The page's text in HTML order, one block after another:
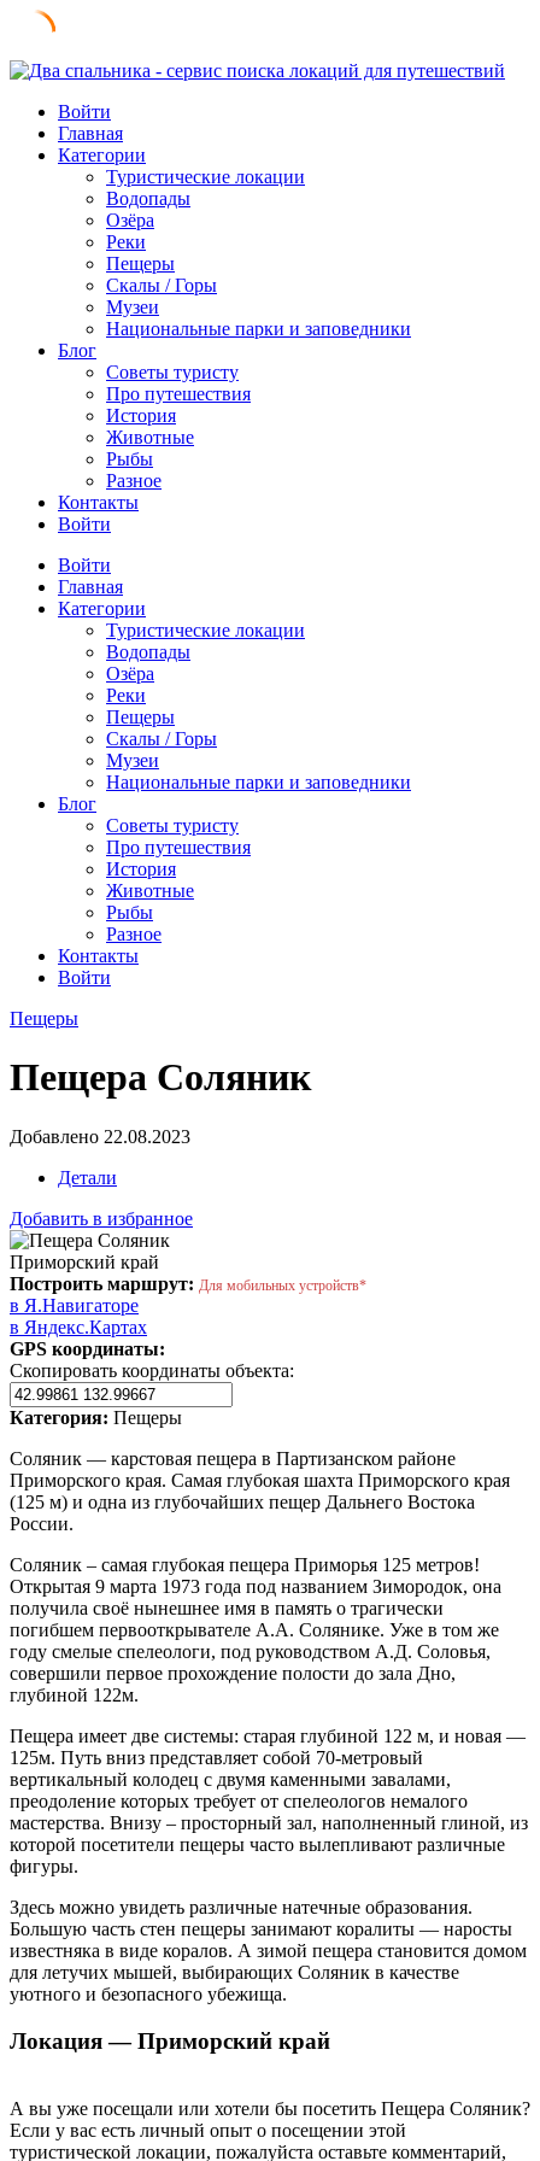
Skip
contentВойти
Главная
Категории
Туристические локации
Водопады
Озёра
Реки
Пещеры
Скалы / Горы
Музеи
Национальные парки и заповедники
Блог
Советы туристу
Про путешествия
История
Животные
Рыбы
Разное
Контакты
Войти
Войти
Главная
Категории
Туристические локации
Водопады
Озёра
Реки
Пещеры
Скалы / Горы
Музеи
Национальные парки и заповедники
Блог
Советы туристу
Про путешествия
История
Животные
Рыбы
Разное
Контакты
Войти
Пещеры
Пещера Соляник
Добавлено 22.08.2023
Детали
Добавить в избранное
Приморский край
Построить маршрут: Для мобильных устройств*
в Я.Навигаторе
в Яндекс.Картах
GPS координаты:
Скопировать координаты объекта:
Категория: Пещеры
Соляник — карстовая пещера в Партизанском районе
Приморского края. Самая глубокая шахта Приморского края
(125 м) и одна из глубочайших пещер Дальнего Востока
России.
Соляник – самая глубокая пещера Приморья 125 метров!
Открытая 9 марта 1973 года под названием Зимородок, она
получила своё нынешнее имя в память о трагически
погибшем первооткрывателе А.А. Солянике. Уже в том же
году смелые спелеологи, под руководством А.Д. Соловья,
совершили первое прохождение полости до зала Дно,
глубиной 122м.
Пещера имеет две системы: старая глубиной 122 м, и новая —
125м. Путь вниз представляет собой 70-метровый
вертикальный колодец с двумя каменными завалами,
преодоление которых требует от спелеологов немалого
мастерства. Внизу – просторный зал, наполненный глиной, из
которой посетители пещеры часто вылепливают различные
фигуры.
Здесь можно увидеть различные натечные образования.
Большую часть стен пещеры занимают коралиты — наросты
известняка в виде коралов. А зимой пещера становится домом
для летучих мышей, выбирающих Соляник в качестве
уютного и безопасного убежища.
Локация — Приморский край
А вы уже посещали или хотели бы посетить Пещера Соляник?
Если у вас есть личный опыт о посещении этой
туристической локации, пожалуйста оставьте комментарий,